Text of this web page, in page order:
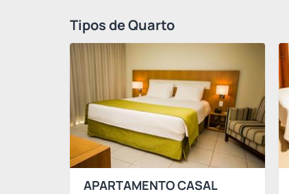
Tipos de Quarto
APARTAMENTO CASAL